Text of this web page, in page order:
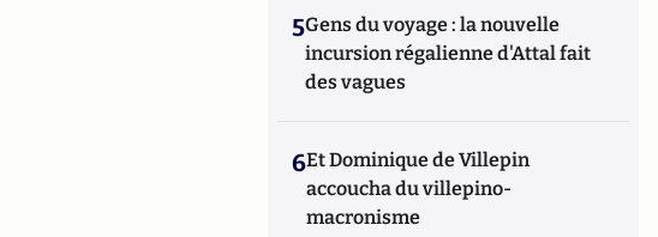
5Gens du voyage : la nouvelle
incursion régalienne d'Attal fait
des vagues
6Et Dominique de Villepin
accoucha du villepino-
macronisme